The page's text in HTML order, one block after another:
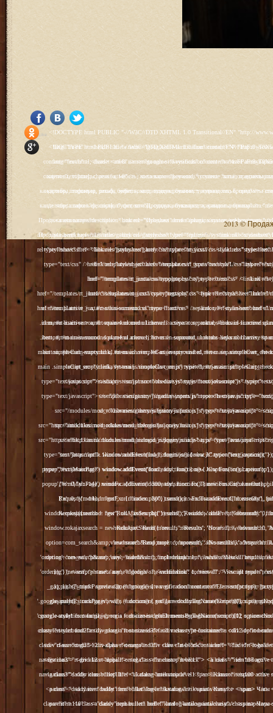
<!DOCTYPE html PUBLIC "-//W3C//DTD XHTML 1.0 Transitional//EN" "http://www.w3.org/TR/xhtml1/DTD/xhtml1-transitional.dtd"> <html xmlns="http://www.w3.org/1999/xhtml" xml:lang="ru-ru" lang="ru-ru" > <head> <meta name="google-site-verification" content="4vFPaFr8_T0N5uYcY4vh3M1DtIkbIJH6yDV7_NDqfJc" /> <base href="http://antik.1kzn.ru/" /> <meta http-equiv="content-type" content="text/html; charset=utf-8" /> <meta name="keywords" content="каталог антиквариат, часы продажа, старинные часы, напольные часы, настенные часы, каминные часы, мебель, старинные люстры, картины, торшеры, резьба, мебель, коллекционирование, чугунное литьё, предметы старины, реставрация, интерьер, модерн, классицизм, кресло, диван, мозаика, гарнитур, дуб, зеркало, светильник, канделябр, шифоньер, шкаф, буфет, комод, сундук, букинист, жирандоль, бронза" /> <meta name="rights" content="Продажа антиквариата http://antik.1kzn.ru" /> <meta name="author" content="Super User" /> <meta name="description" content="Продажа антиквариата, каталог антиквариата." /> <meta name="generator" content="Joomla! - Open Source Content Management" /> <title>Каталог антиквариата - Продажа антиквариата </title> <link rel="stylesheet" href="/plugins/system/rokbox/assets/styles/rokbox.css" type="text/css" /> <link rel="stylesheet" href="/libraries/gantry/css/grid-12.css" type="text/css" /> <link rel="stylesheet" href="/libraries/gantry/css/gantry.css" type="text/css" /> <link rel="stylesheet" href="/libraries/gantry/css/joomla.css" type="text/css" /> <link rel="stylesheet" href="/templates/rt_juxta/css/joomla.css" type="text/css" /> <link rel="stylesheet" href="/templates/rt_juxta/css/style1.css" type="text/css" /> <link rel="stylesheet" href="/templates/rt_juxta/css/demo-styles.css" type="text/css" /> <link rel="stylesheet" href="/templates/rt_juxta/css/template.css" type="text/css" /> <link rel="stylesheet" href="/templates/rt_juxta/css/template-firefox.css" type="text/css" /> <link rel="stylesheet" href="/templates/rt_juxta/css/typography.css" type="text/css" /> <link rel="stylesheet" href="/templates/rt_juxta/css/backgrounds.css" type="text/css" /> <link rel="stylesheet" href="/templates/rt_juxta/css/fusionmenu.css" type="text/css" /> <link rel="stylesheet" href="/modules/mod_roknewspager/themes/light/roknewspager.css" type="text/css" /> <style type="text/css"> #rt-main-surround ul.menu li.active > a, #rt-main-surround ul.menu li.active > .separator, #rt-main-surround ul.menu li.active > .item, #rt-main-surround .square4 ul.menu li:hover > a, #rt-main-surround .square4 ul.menu li:hover > .item, #rt-main-surround .square4 ul.menu li:hover > .separator, .roktabs-links ul li.active span, .menutop li:hover > .item, .menutop li.f-menuparent-itemfocus .item, .menutop li.active > .item {color:#660000;} a, .button, #rt-main-surround ul.menu a:hover, #rt-main-surround ul.menu .separator:hover, #rt-main-surround ul.menu .item:hover, .title1 .module-title .title, #rt-main .item_add:link, #rt-main .item_add:visited, #rt-main .simpleCart_empty:link, #rt-main .simpleCart_empty:visited, #rt-main .simpleCart_checkout:link, #rt-main .simpleCart_checkout:visited {color:#660000;} body #rt-logo {width:400px;height:200px;} </style> <script src="/media/system/js/mootools-core.js" type="text/javascript"></script> <script src="/media/system/js/core.js" type="text/javascript"></script> <script src="/media/system/
<!DOCTYPE html PUBLIC "-//W3C//DTD XHTML 1.0 Transitional//EN" "http://www.w3.org/TR/xhtml1/DTD/xhtml1-transitional.dtd"> <html xmlns="http://www.w3.org/1999/xhtml" xml:lang="ru-ru" lang="ru-ru" > <head> <meta name="google-site-verification" content="4vFPaFr8_T0N5uYcY4vh3M1DtIkbIJH6yDV7_NDqfJc" /> <base href="http://antik.1kzn.ru/" /> <meta http-equiv="content-type" content="text/html; charset=utf-8" /> <meta name="keywords" content="каталог антиквариат, часы продажа, старинные часы, напольные часы, настенные часы, каминные часы, мебель, старинные люстры, картины, торшеры, резьба, мебель, коллекционирование, чугунное литьё, предметы старины, реставрация, интерьер, модерн, классицизм, кресло, диван, мозаика, гарнитур, дуб, зеркало, светильник, канделябр, шифоньер, шкаф, буфет, комод, сундук, букинист, жирандоль, бронза" /> <meta name="rights" content="Продажа антиквариата http://antik.1kzn.ru" /> <meta name="author" content="Super User" /> <meta name="description" content="Продажа антиквариата, каталог антиквариата." /> <meta name="generator" content="Joomla! - Open Source Content Management" /> <title>Каталог антиквариата - Продажа антиквариата </title> <link rel="stylesheet" href="/plugins/system/rokbox/assets/styles/rokbox.css" type="text/css" /> <link rel="stylesheet" href="/libraries/gantry/css/grid-12.css" type="text/css" /> <link rel="stylesheet" href="/libraries/gantry/css/gantry.css" type="text/css" /> <link rel="stylesheet" href="/libraries/gantry/css/joomla.css" type="text/css" /> <link rel="stylesheet" href="/templates/rt_juxta/css/joomla.css" type="text/css" /> <link rel="stylesheet" href="/templates/rt_juxta/css/style1.css" type="text/css" /> <link rel="stylesheet" href="/templates/rt_juxta/css/demo-styles.css" type="text/css" /> <link rel="stylesheet" href="/templates/rt_juxta/css/template.css" type="text/css" /> <link rel="stylesheet" href="/templates/rt_juxta/css/template-firefox.css" type="text/css" /> <link rel="stylesheet" href="/templates/rt_juxta/css/typography.css" type="text/css" /> <link rel="stylesheet" href="/templates/rt_juxta/css/backgrounds.css" type="text/css" /> <link rel="stylesheet" href="/templates/rt_juxta/css/fusionmenu.css" type="text/css" /> <link rel="stylesheet" href="/modules/mod_roknewspager/themes/light/roknewspager.css" type="text/css" /> <style type="text/css"> #rt-main-surround ul.menu li.active > a, #rt-main-surround ul.menu li.active > .separator, #rt-main-surround ul.menu li.active > .item, #rt-main-surround .square4 ul.menu li:hover > a, #rt-main-surround .square4 ul.menu li:hover > .item, #rt-main-surround .square4 ul.menu li:hover > .separator, .roktabs-links ul li.active span, .menutop li:hover > .item, .menutop li.f-menuparent-itemfocus .item, .menutop li.active > .item {color:#660000;} a, .button, #rt-main-surround ul.menu a:hover, #rt-main-surround ul.menu .separator:hover, #rt-main-surround ul.menu .item:hover, .title1 .module-title .title, #rt-main .item_add:link, #rt-main .item_add:visited, #rt-main .simpleCart_empty:link, #rt-main .simpleCart_empty:visited, #rt-main .simpleCart_checkout:link, #rt-main .simpleCart_checkout:visited {color:#660000;} body #rt-logo {width:400px;height:200px;} </style> <script src="/media/system/js/mootools-core.js" type="text/javascript"></script> <script src="/media/system/js/core.js" type="text/javascript"></script> <script src="/media/system/
Social Like
2013 ©